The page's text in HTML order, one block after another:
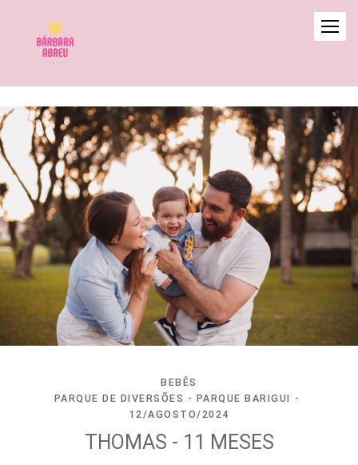
BEBÊS
PARQUE DE DIVERSÕES - PARQUE BARIGUI
12/AGOSTO/2024
THOMAS - 11 MESES